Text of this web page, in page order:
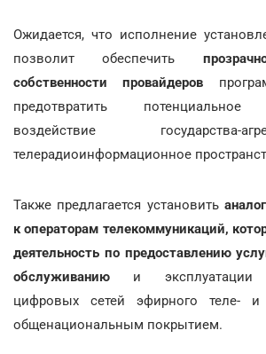
Ожидается, что исполнение
позволит обеспечить
собственности провайдеров
предотвратить потенциальное
воздействие
телерадиоинформационное
Также предлагается установить
к операторам телекоммуникаций,
деятельность по предоставлению
обслуживанию и эксплуатации
цифровых сетей эфирного теле-
общенациональным покрытием.